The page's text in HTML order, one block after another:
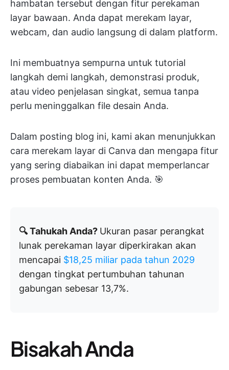
hambatan tersebut dengan fitur perekaman
layar bawaan. Anda dapat merekam layar,
webcam, dan audio langsung di dalam platform.
Ini membuatnya sempurna untuk tutorial
langkah demi langkah, demonstrasi produk,
atau video penjelasan singkat, semua tanpa
perlu meninggalkan file desain Anda.
Dalam posting blog ini, kami akan menunjukkan
cara merekam layar di Canva dan mengapa fitur
yang sering diabaikan ini dapat memperlancar
proses pembuatan konten Anda. 🎯
🔍 Tahukah Anda? Ukuran pasar perangkat
lunak perekaman layar diperkirakan akan
mencapai $18,25 miliar pada tahun 2029
dengan tingkat pertumbuhan tahunan
gabungan sebesar 13,7%.
Bisakah Anda